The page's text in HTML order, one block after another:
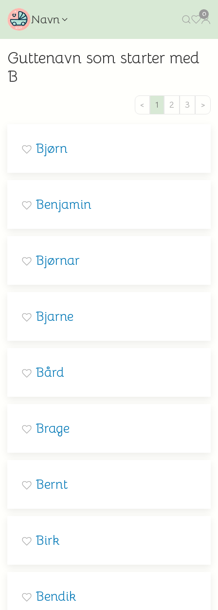
Navn 0
Guttenavn som starter med
B
< 1 2 3 >
Bjørn
Benjamin
Bjørnar
Bjarne
Bård
Brage
Bernt
Birk
Bendik